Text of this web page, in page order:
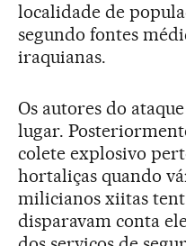
localidade de
segundo fontes
iraquianas.
Os autores do
lugar.
colete explosivo
hortaliças quando
milicianos xiitas
disparavam conta